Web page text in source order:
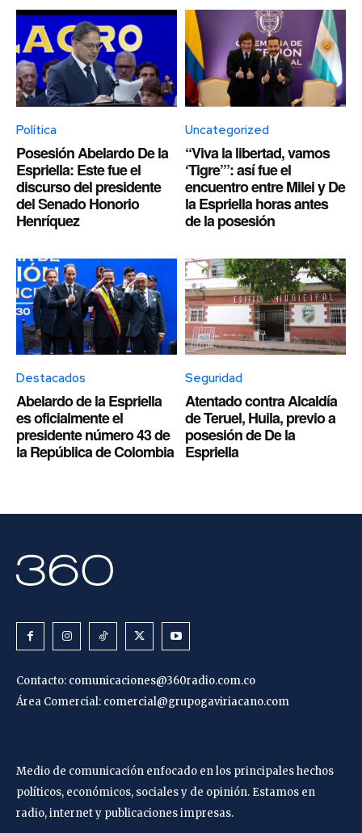
Política
Posesión Abelardo De la
Espriella: Este fue el
discurso del presidente
del Senado Honorio
Henríquez
Uncategorized
“Viva la libertad, vamos
‘Tigre’”: así fue el
encuentro entre Milei y De
la Espriella horas antes
de la posesión
Destacados
Abelardo de la Espriella
es oficialmente el
presidente número 43 de
la República de Colombia
Seguridad
Atentado contra Alcaldía
de Teruel, Huila, previo a
posesión de De la
Espriella
Contacto: comunicaciones@360radio.com.co
Área Comercial: comercial@grupogaviriacano.com
Medio de comunicación enfocado en los principales hechos
políticos, económicos, sociales y de opinión. Estamos en
radio, internet y publicaciones impresas.